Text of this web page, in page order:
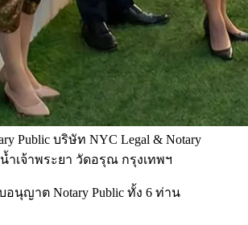
Public บริษัท NYC Legal & Notary
ำเจ้าพระยา วัดอรุณ กรุงเทพฯ
อนุญาต Notary Public ทั้ง 6 ท่าน